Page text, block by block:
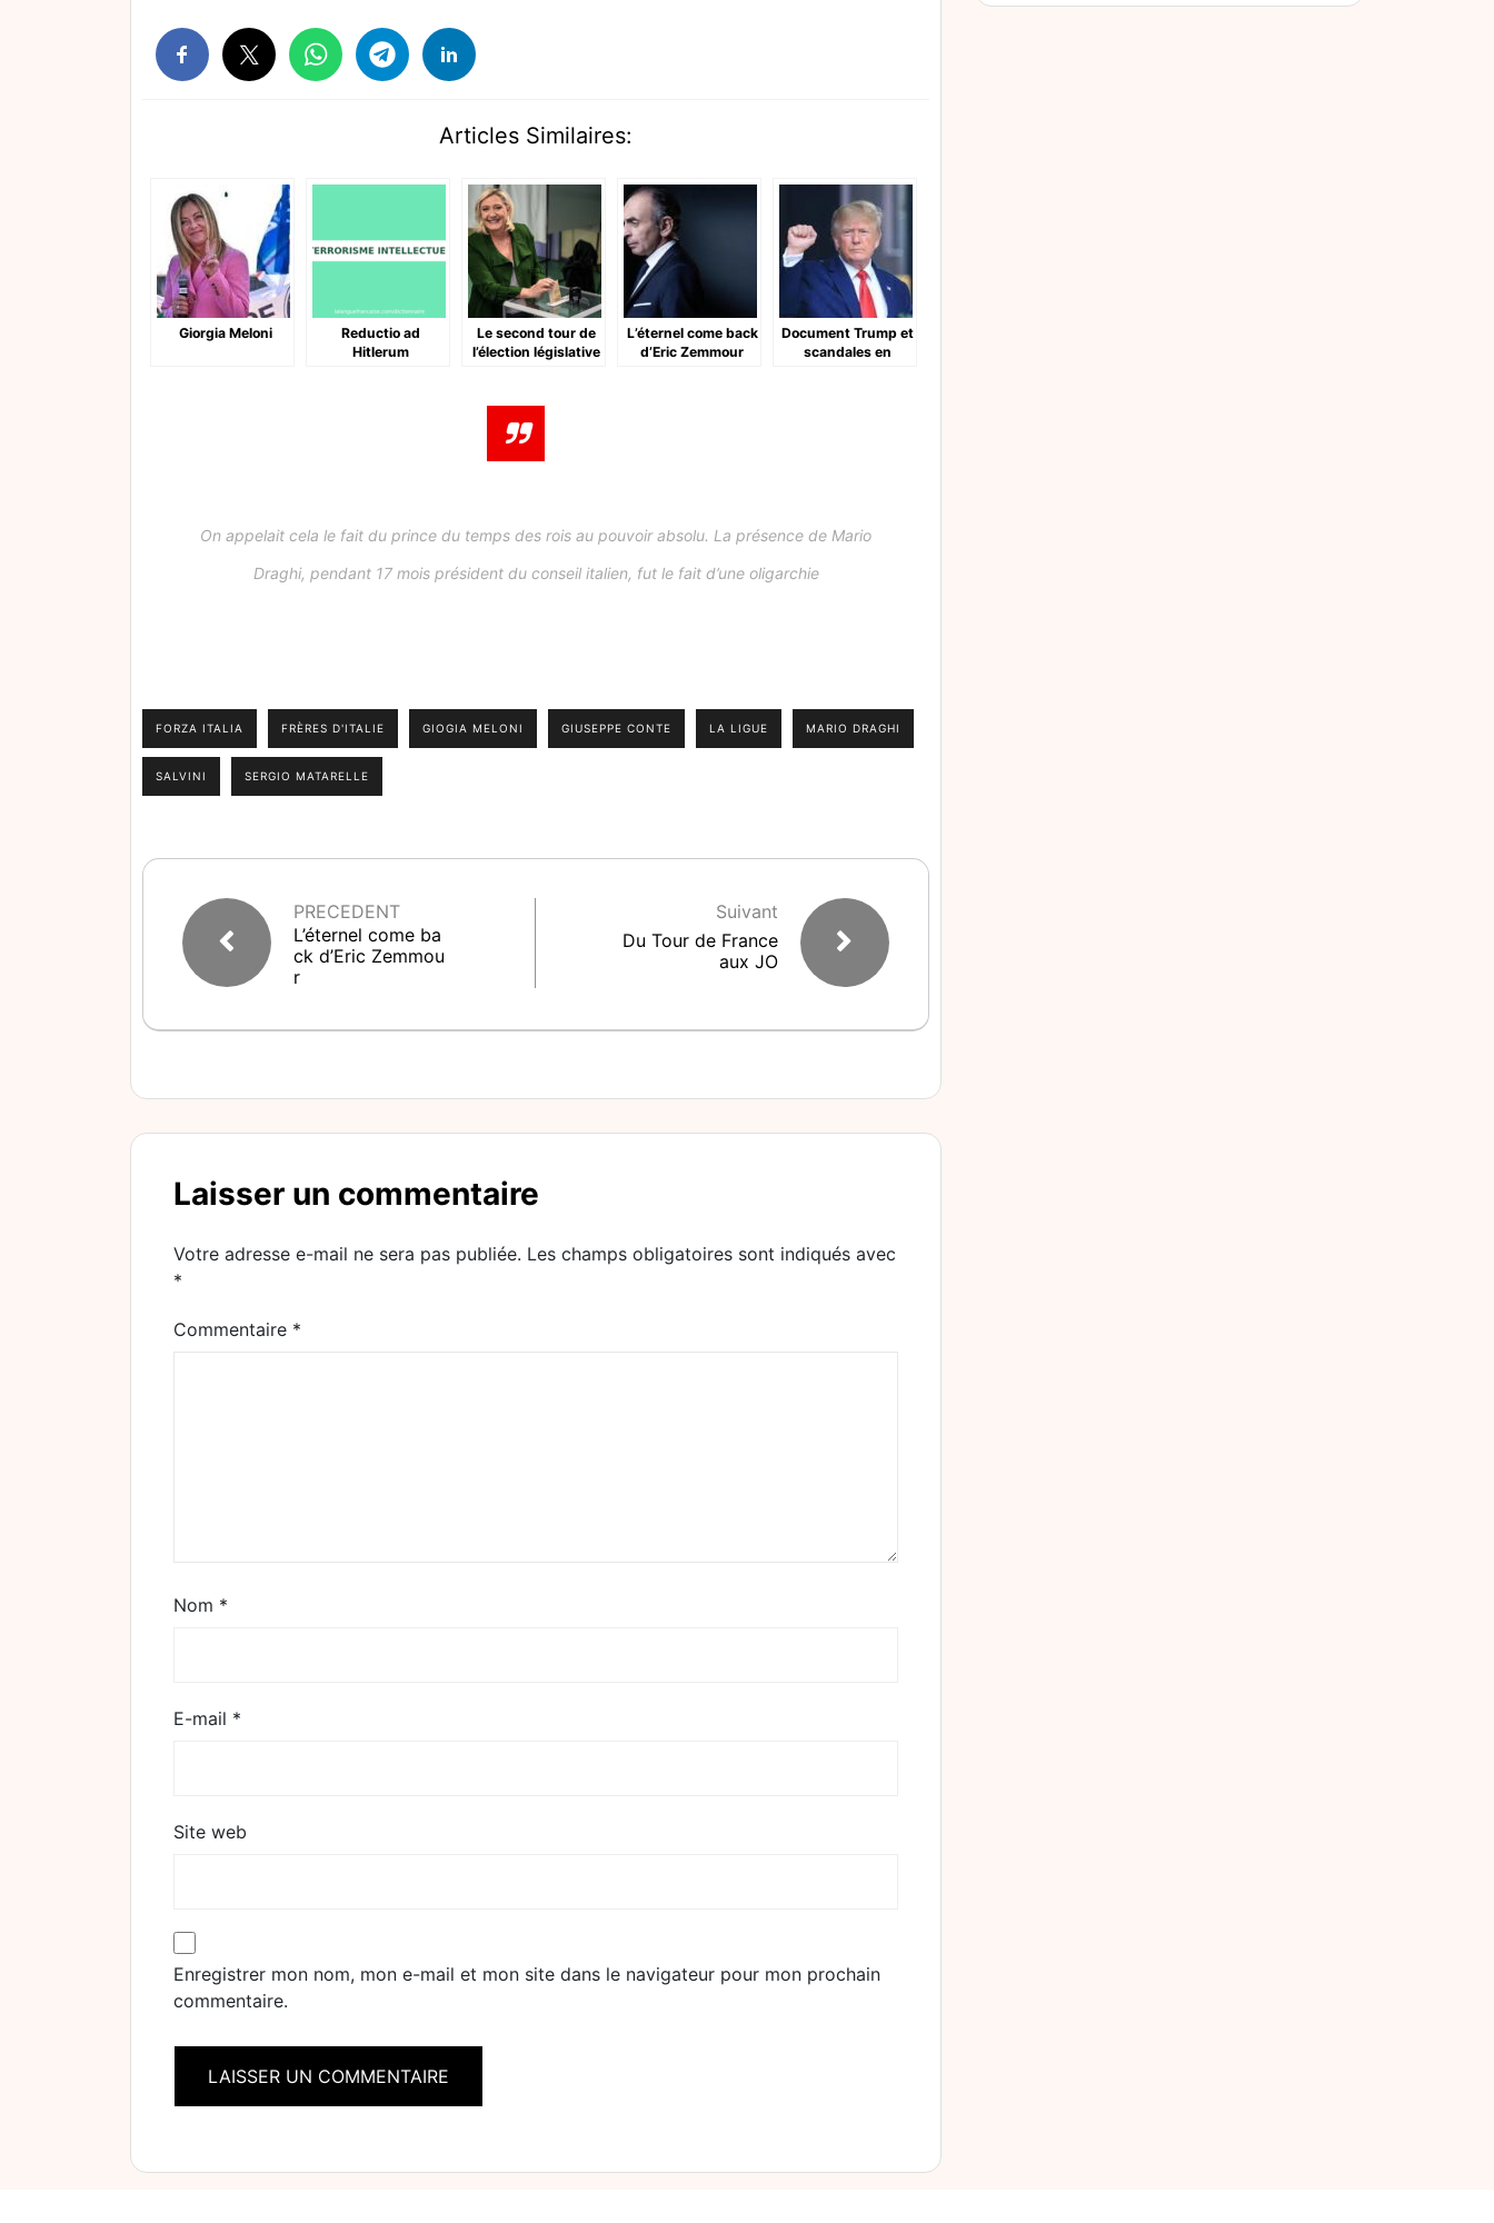
Articles Similaires:
Giorgia Meloni
Reductio ad
Hitlerum
Le second tour de
l’élection législative
L’éternel come back
d’Eric Zemmour
Document Trump et
scandales en
On appelait cela le fait du prince du temps des rois au pouvoir absolu. La présence de Mario
Draghi, pendant 17 mois président du conseil italien, fut le fait d’une oligarchie
FORZA ITALIA FRÈRES D'ITALIE GIOGIA MELONI GIUSEPPE CONTE LA LIGUE MARIO DRAGHI
SALVINI SERGIO MATARELLE
PRECEDENT
L’éternel come ba
ck d’Eric Zemmou
r
Suivant
Du Tour de France
aux JO
Laisser un commentaire
Votre adresse e-mail ne sera pas publiée. Les champs obligatoires sont indiqués avec
*
Commentaire *
Nom *
E-mail *
Site web
Enregistrer mon nom, mon e-mail et mon site dans le navigateur pour mon prochain
commentaire.